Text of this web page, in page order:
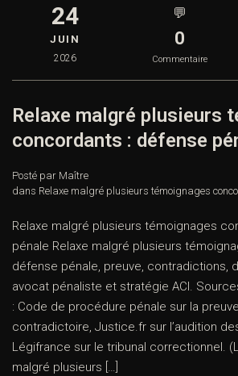
24
JUIN
2026
💬
0
Commentaire
Relaxe malgré plusieurs
concordants : défense
Posté par Maître
dans Relaxe malgré plusieurs témoignages
Relaxe malgré plusieurs témoignages
pénale Relaxe malgré plusieurs
défense pénale, preuve, contradictions,
avocat pénaliste et stratégie ACI.
: Code de procédure pénale sur la
contradictoire, Justice.fr sur l’audition
Légifrance sur le tribunal correctionnel.
malgré plusieurs […]